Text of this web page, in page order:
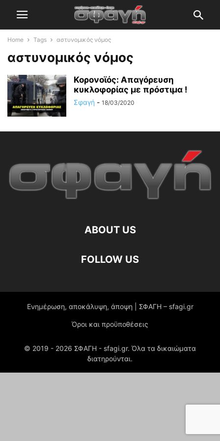
Home Tags αστυνομικός νόμος
αστυνομικός νόμος
Κορονοϊός: Απαγόρευση
κυκλοφορίας με πρόστιμα !
Σφαγή - 18/03/2020
ABOUT US
FOLLOW US
Ενημέρωση, αποκάλυψη, άποψη | ΣΦΑΓΗ – sfagi.gr
Όροι και προϋποθέσεις
© 2019 - 2026 ΣΦΑΓΗ - sfagi.gr. Όλα τα δικαιώματα
διατηρούνται.